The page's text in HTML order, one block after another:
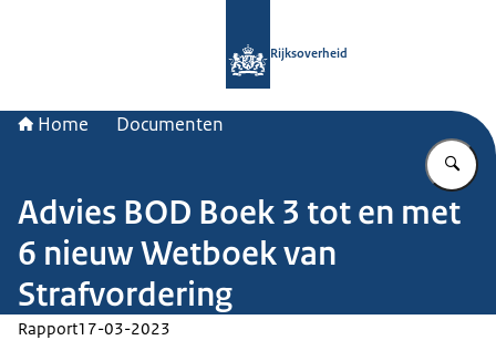
Rijksoverheid
Home Documenten
Advies BOD Boek 3 tot en met
6 nieuw Wetboek van
Strafvordering
Rapport17-03-2023